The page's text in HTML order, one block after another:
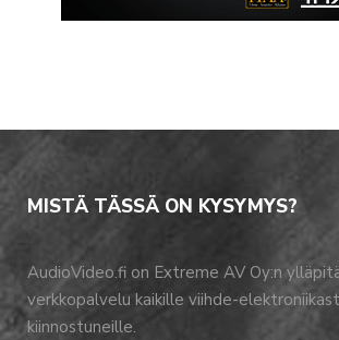
MISTÄ TÄSSÄ ON KYSYMYS?
AudioVideo.fi on Extreme AV Oy:n
verkkopalvelu kaikille viihde-
kiinnostuneille.